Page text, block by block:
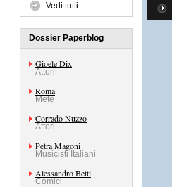
Vedi tutti
Dossier Paperblog
Gioele Dix
Attori
Roma
Mete
Corrado Nuzzo
Attori
Petra Magoni
Musicisti Italiani
Alessandro Betti
Comici